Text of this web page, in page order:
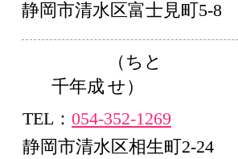
静岡市清水区富士見町5-8
千年成
（ちと
せ）
TEL：054-352-1269
静岡市清水区相生町2-24